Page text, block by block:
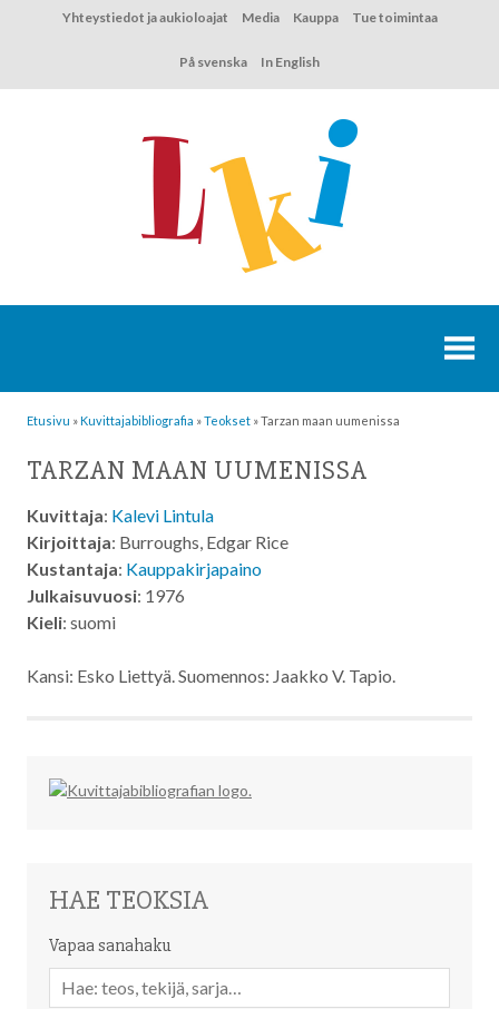
Yhteystiedot ja aukioloajat Media Kauppa Tue toimintaa
På svenska In English
Etusivu »Kuvittaja­bibliografia »Teokset »Tarzan maan uumenissa
TARZAN MAAN UUMENISSA
Kuvittaja: Kalevi Lintula
Kirjoittaja: Burroughs, Edgar Rice
Kustantaja: Kauppakirjapaino
Julkaisuvuosi: 1976
Kieli: suomi
Kansi: Esko Liettyä. Suomennos: Jaakko V. Tapio.
HAE TEOKSIA
Vapaa sanahaku
sanahaku